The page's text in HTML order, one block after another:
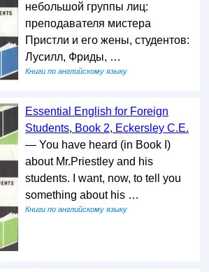
небольшой группы лиц:
преподавателя мистера
Пристли и его жены, студентов:
Лусилл, Фриды, …
Книги по английскому языку
Essential English for Foreign
Students, Book 2, Eckersley C.E.
— You have heard (in Book I)
about Mr.Priestley and his
students. I want, now, to tell you
something about his …
Книги по английскому языку